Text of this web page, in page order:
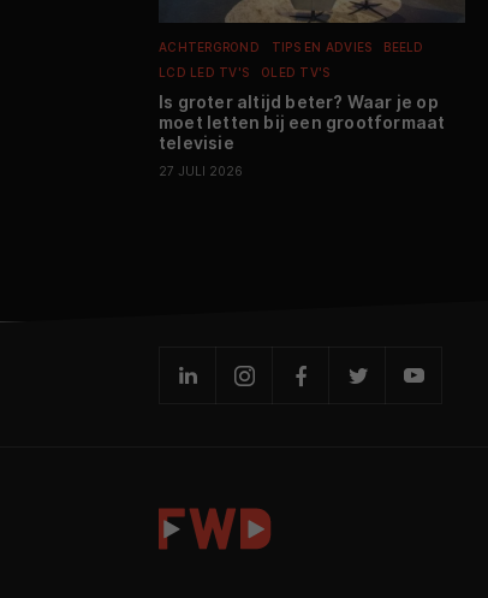
ACHTERGROND TIPS EN ADVIES
BEELD
LCD LED TV'S
OLED TV'S
Is groter altijd beter? Waar je op
moet letten bij een grootformaat
televisie
27 JULI 2026